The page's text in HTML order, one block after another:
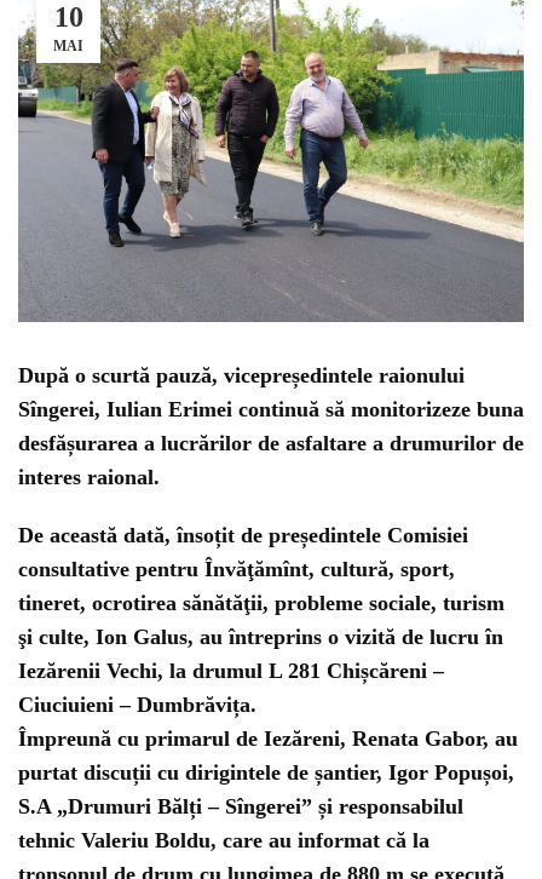
10
MAI
După o scurtă pauză, vicepreședintele raionului
Sîngerei, Iulian Erimei continuă să monitorizeze buna
desfășurarea a lucrărilor de asfaltare a drumurilor de
interes raional.
De această dată, însoțit de președintele Comisiei
consultative pentru Învăţămînt, cultură, sport,
tineret, ocrotirea sănătăţii, probleme sociale, turism
şi culte, Ion Galus, au întreprins o vizită de lucru în
Iezărenii Vechi, la drumul L 281 Chișcăreni –
Ciuciuieni – Dumbrăvița.
Împreună cu primarul de Iezăreni, Renata Gabor, au
purtat discuții cu dirigintele de șantier, Igor Popușoi,
S.A „Drumuri Bălți – Sîngerei” și responsabilul
tehnic Valeriu Boldu, care au informat că la
tronsonul de drum cu lungimea de 880 m se execută